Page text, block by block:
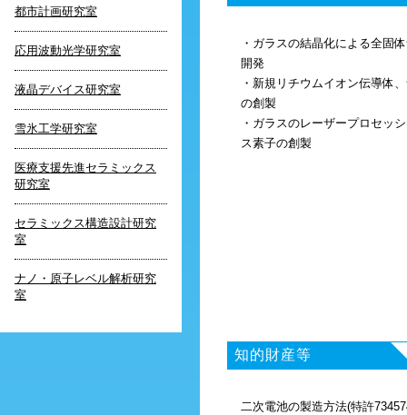
都市計画研究室
応用波動光学研究室
液晶デバイス研究室
雪氷工学研究室
医療支援先進セラミックス
研究室
セラミックス構造設計研究
室
ナノ・原子レベル解析研究
室
・ガラスの結晶化による全固
開発
・新規リチウムイオン伝導体
の創製
・ガラスのレーザープロセッ
ス素子の創製
知的財産等
二次電池の製造方法(特許